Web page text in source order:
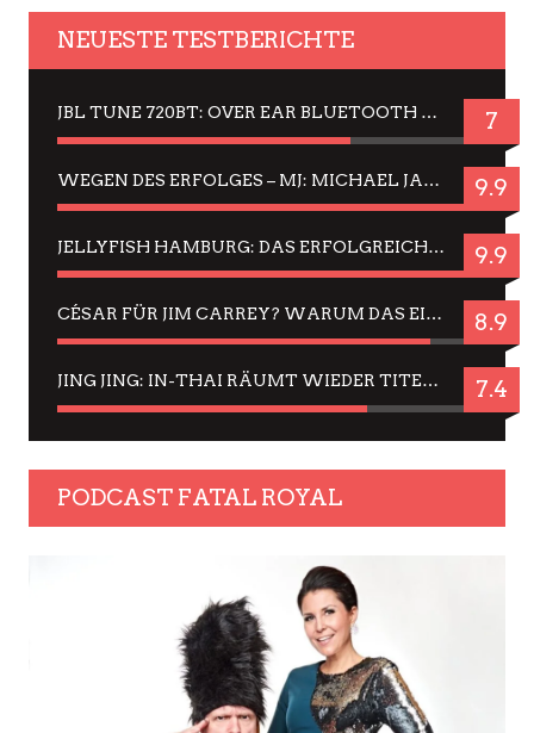
NEUESTE TESTBERICHTE
JBL TUNE 720BT: OVER EAR BLUETOOTH KOPFHÖRER UM DIE 50,-€ IM DAUER-TEST 7
WEGEN DES ERFOLGES – MJ: MICHAEL JACKSON MUSICAL IN EINER MATINEE SEHEN 9.9
JELLYFISH HAMBURG: DAS ERFOLGREICHE SOMMER-MENÜ 2025 IN GEFÜHLEN UND BILDERN 9.9
CÉSAR FÜR JIM CARREY? WARUM DAS EINER DER NERVIGSTEN ACTORS IST UND BLEIBT 8.9
JING JING: IN-THAI RÄUMT WIEDER TITEL AB – EIN ZWEI-STUNDEN-ERLEBNISBERICHT 7.4
PODCAST FATAL ROYAL